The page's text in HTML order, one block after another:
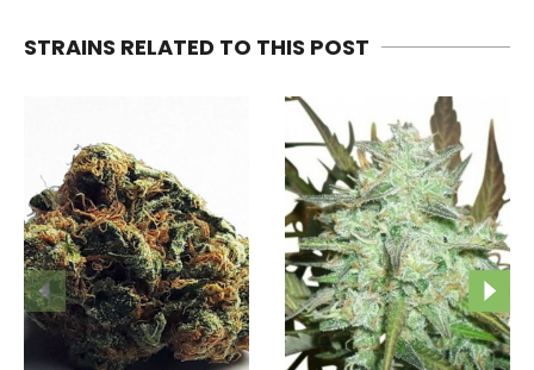
STRAINS RELATED TO THIS POST